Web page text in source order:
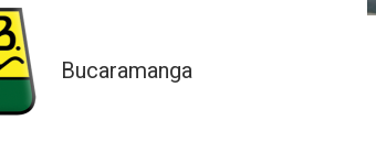
Bucaramanga